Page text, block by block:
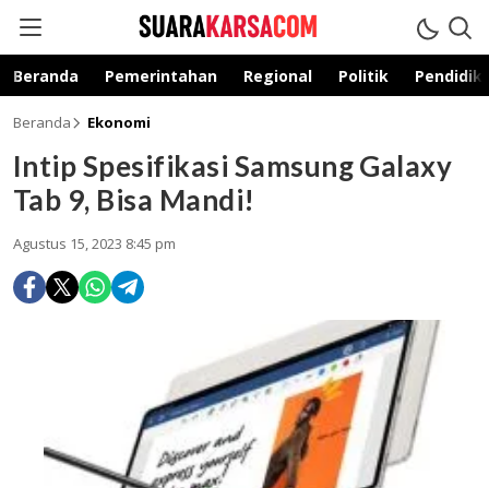
suarakarsa.com
Informasi terpercaya
Beranda Pemerintahan Regional Politik
Beranda Ekonomi
Intip Spesifikasi Samsung Galaxy
Tab 9, Bisa Mandi!
Agustus 15, 2023 8:45 pm